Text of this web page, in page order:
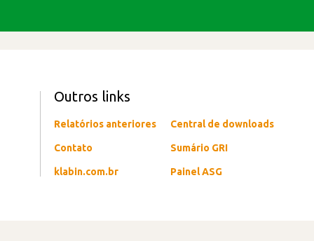
Outros links
Relatórios anteriores
Contato
klabin.com.br
Central de downloads
Sumário GRI
Painel ASG